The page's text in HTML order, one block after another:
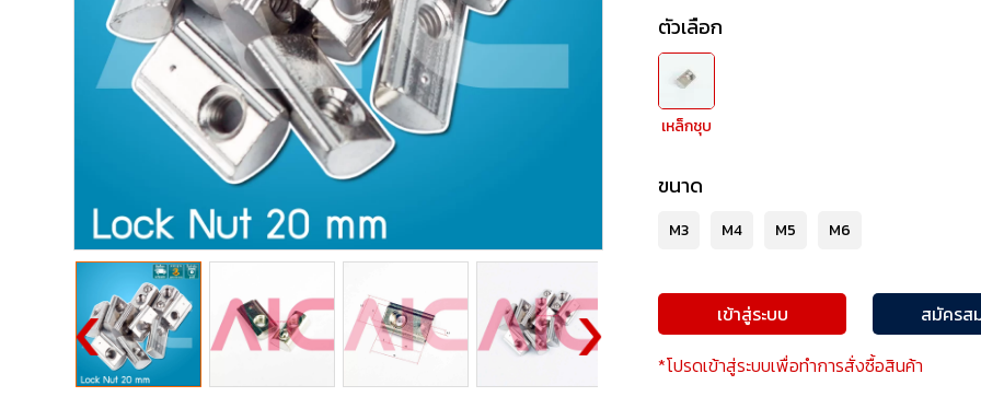
ตัวเลือก
เหล็กชุบ
ขนาด
M3 M4 M5 M6
เข้าสู่ระบบ
สมัครส
*โปรดเข้าสู่ระบบเพื่อทำการสั่งซื้อสินค้า